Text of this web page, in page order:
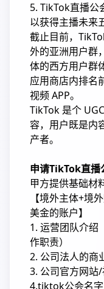
5. TikTok直播公
以获得主播未来
截止目前，
外的亚洲用户群
体的西方用户群
应用商店内排名
视频 APP。
TikTok 是个
容，用户既是内
产者。
申请TikTok直播
甲方提供基础材
【境外主体+境
美金的账户】
1. 运营团队介绍
作职责）
2. 公司法人的商
3. 公司官方网站/
4.tiktok公会名字